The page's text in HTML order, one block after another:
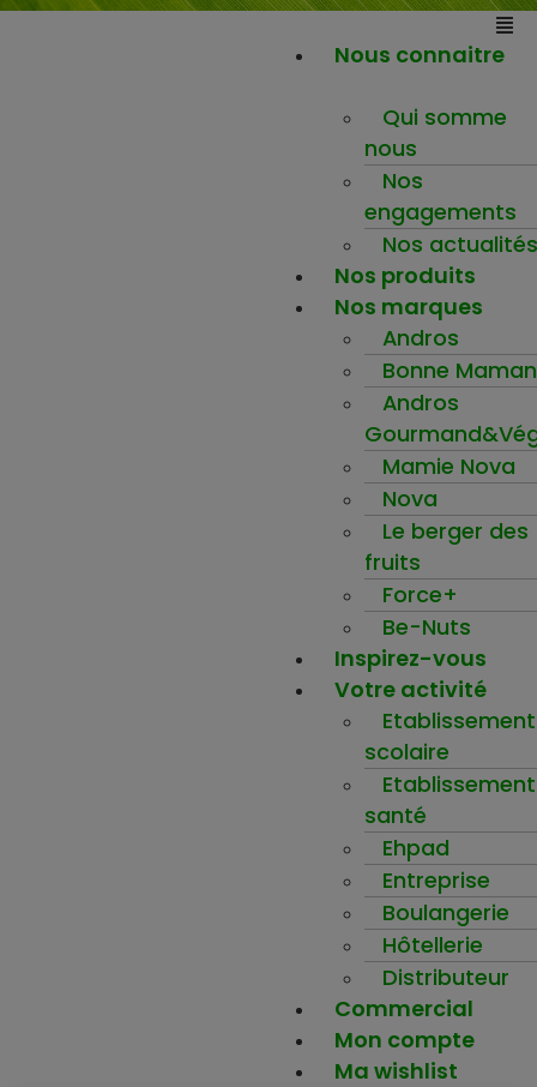
Nous connaitre
Qui somme
nous
Nos
engagements
Nos actualités
Nos produits
Nos marques
Andros
Bonne Maman
Andros
Mamie Nova
Nova
Le berger des
fruits
Force+
Be-Nuts
Inspirez-vous
Votre activité
Etablissement
scolaire
santé
Ehpad
Entreprise
Boulangerie
Hôtellerie
Distributeur
Commercial
Mon compte
Ma wishlist